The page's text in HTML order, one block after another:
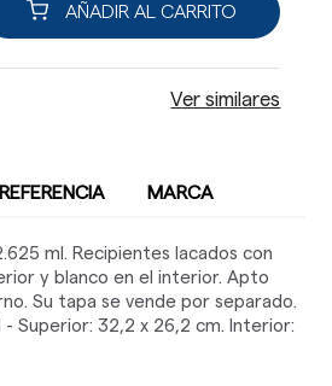
AÑADIR AL CARRITO
Ver similares
REFERENCIA MARCA
ml. Recipientes lacados con
y blanco en el interior. Apto
Su tapa se vende por separado.
- Superior: 32,2 x 26,2 cm. Interior: